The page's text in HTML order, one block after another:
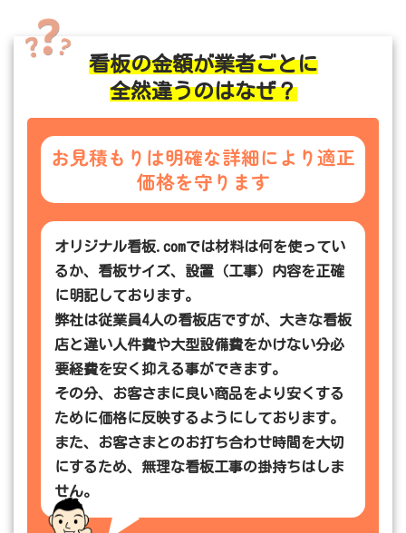
看板の金額が業者ごとに
全然違うのはなぜ？
お見積もりは明確な詳細により適正
価格を守ります
オリジナル看板.comでは材料は何を使ってい
るか、看板サイズ、設置（工事）内容を正確
に明記しております。
弊社は従業員4人の看板店ですが、大きな看板
店と違い人件費や大型設備費をかけない分必
要経費を安く抑える事ができます。
その分、お客さまに良い商品をより安くする
ために価格に反映するようにしております。
また、お客さまとのお打ち合わせ時間を大切
にするため、無理な看板工事の掛持ちはしま
せん。